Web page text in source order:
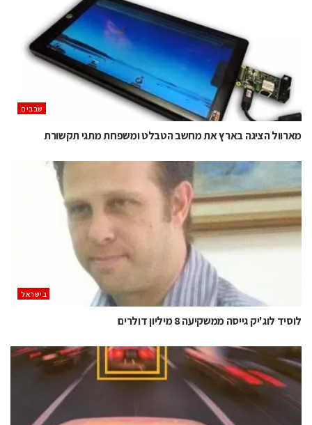
‫שבבים‬
מארוול הציגה בארץ את מחשב הטבלט ומשפחת מתגי תקשורת
בישראל
לוסיד לוג'יק גייסה ממשקיעה 8 מיליון דולרים